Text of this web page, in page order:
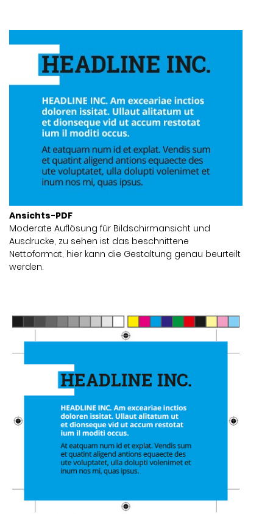
Ansichts-PDF
Moderate Auflösung für Bildschirmansicht und
Ausdrucke, zu sehen ist das beschnittene
Nettoformat, hier kann die Gestaltung genau beurteilt
werden.